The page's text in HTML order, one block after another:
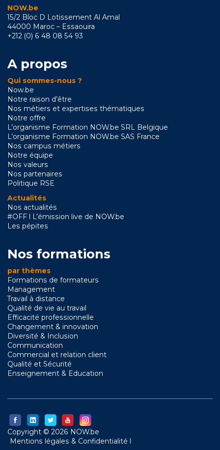
NOW.be
15/2 Bloc D Lotissement Al Amal
44000 Maroc – Essaouira
+212 (0) 6 48 08 54 93
A propos
Qui sommes-nous ?
Now.be
Notre raison d’être
Nos métiers et expertises thématiques
Notre offre
L’organisme Formation NOW.be SRL Belgique
L’organisme Formation NOW.be SAS France
Nos campus métiers
Notre équipe
Nos valeurs
Nos partenaires
Politique RSE
Actualités
Nos actualités
#OFF l L’émission live de NOW.be
Les pépites
Nos formations
par thèmes
Formations de formateurs
Management
Travail à distance
Qualité de vie au travail
Efficacité professionnelle
Changement & innovation
Diversité & Inclusion
Communication
Commercial et relation client
Qualité et Sécurité
Enseignement & Education
Copyright © 2026 NOW.be
Mentions légales & Confidentialité l